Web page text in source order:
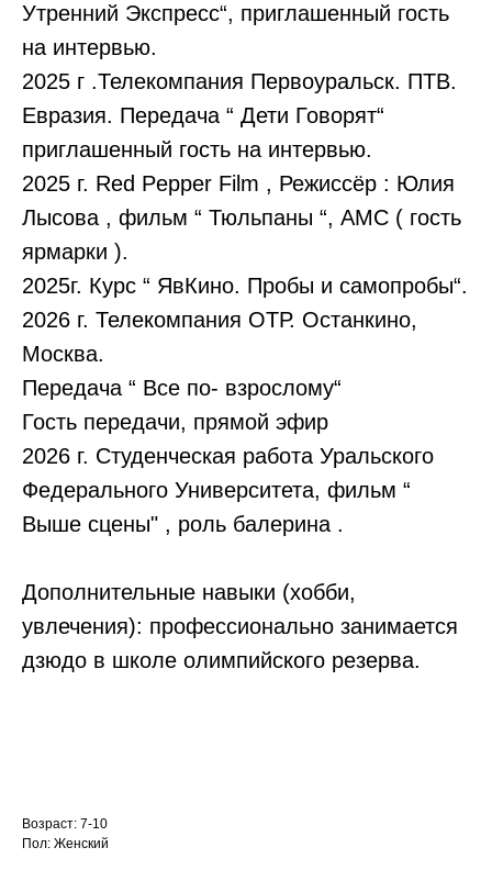
Утренний Экспресс“, приглашенный гость
на интервью.
2025 г .Телекомпания Первоуральск. ПТВ.
Евразия. Передача “ Дети Говорят“
приглашенный гость на интервью.
2025 г. Red Pepper Film , Режиссёр : Юлия
Лысова , фильм “ Тюльпаны “, АМС ( гость
ярмарки ).
2025г. Курс “ ЯвКино. Пробы и самопробы“.
2026 г. Телекомпания ОТР. Останкино,
Москва.
Передача “ Все по- взрослому“
Гость передачи, прямой эфир
2026 г. Студенческая работа Уральского
Федерального Университета, фильм “
Выше сцены" , роль балерина .
Дополнительные навыки (хобби,
увлечения): профессионально занимается
дзюдо в школе олимпийского резерва.
Возраст: 7-10
Пол: Женский